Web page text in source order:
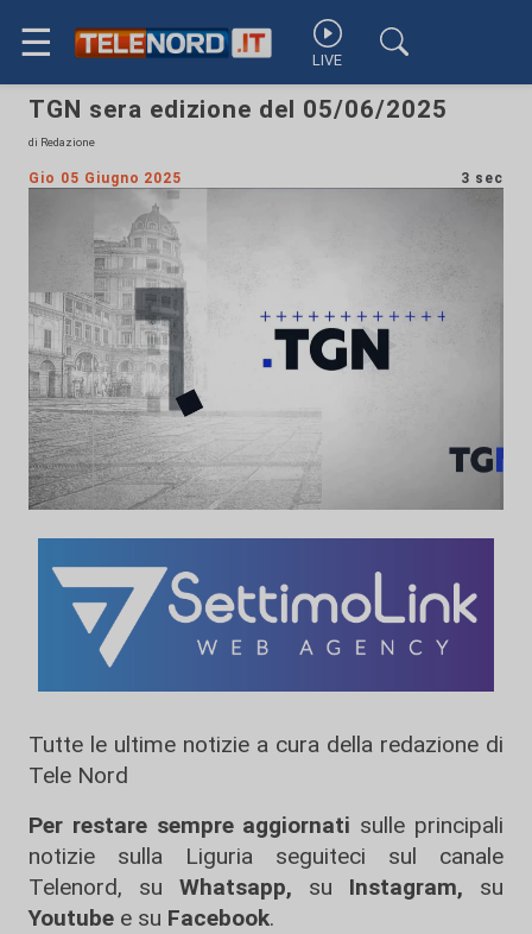
☰ LIVE
TGN sera edizione del 05/06/2025
di Redazione
Gio 05 Giugno 2025 3 sec
Tutte le ultime notizie a cura della redazione di
Tele Nord
Per restare sempre aggiornati sulle principali
notizie sulla Liguria seguiteci sul canale
Telenord, su
Whatsapp, su Instagram, su
Youtube e su Facebook.